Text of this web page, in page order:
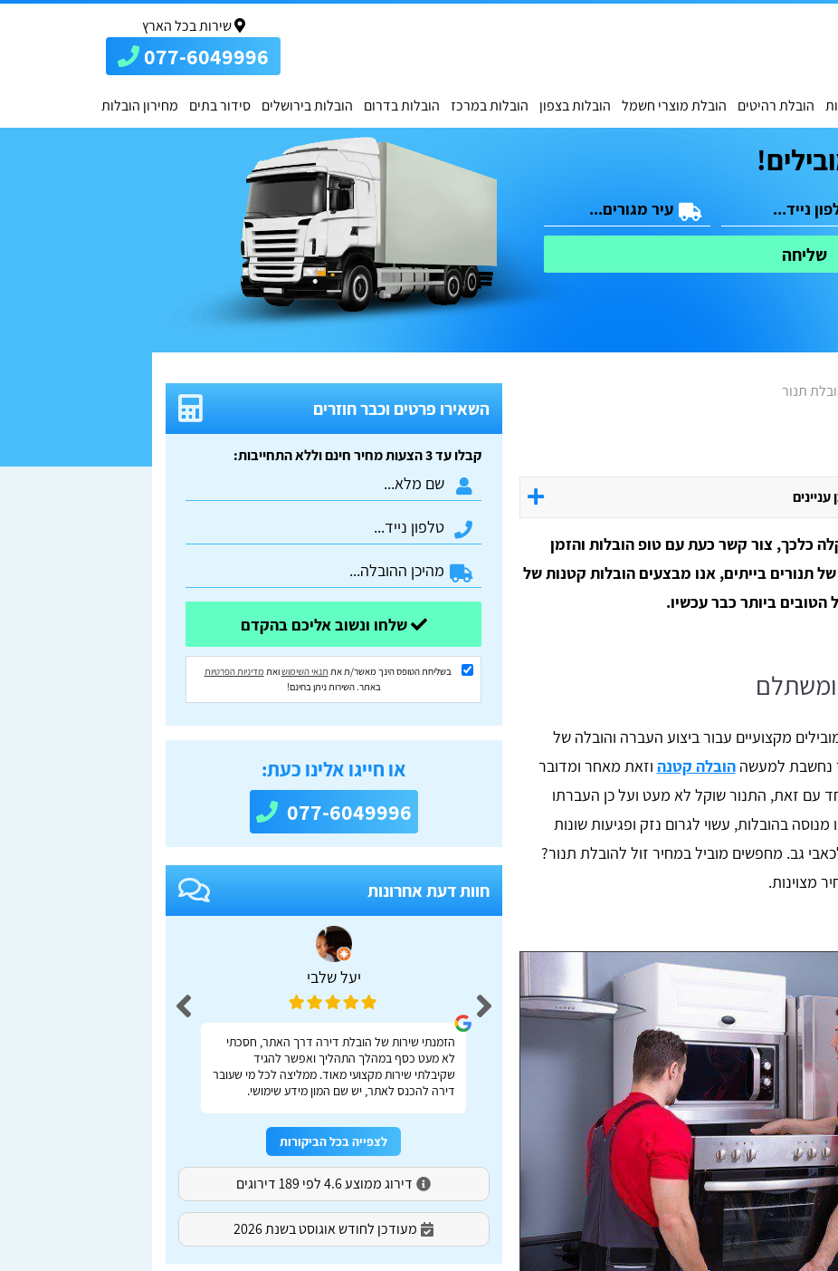
שירות בכל הארץ
077-6049996
הובלת רהיטים הובלת מוצרי חשמל הובלות בצפון הובלות במרכז הובלות בדרום הובלות בירושלים סידור בתים מחירון הובלות
שליחה
תנור
כלכך, צור קשר כעת עם טופ הובלות והזמן
תנורים בייתים, אנו מבצעים הובלות קטנות של
ביותר כבר עכשיו.
ומשתלם
מקצועיים עבור ביצוע העברה והובלה של
נחשבת למעשההובלה קטנה וזאת מאחר ומדובר
עם זאת, התנור שוקל לא מעט ועל כן העברתו
בהובלות, עשוי לגרום נזק ופגיעות שונות
גב. מחפשים מוביל במחיר זול להובלת תנור?
מצוינות.
השאירו פרטים וכבר חוזרים
קבלו עד 3 הצעות מחיר חינם וללא התחייבות:
שלחו ונשוב אליכם בהקדם
בשליחת הטופס הינך מאשר/ת את תנאי השימושואת מדיניות הפרטיות
באתר. השירות ניתן בחינם!
או חייגו אלינו כעת:
077-6049996
חוות דעת אחרונות
יעל שלבי
הזמנתי שירות של הובלת דירה דרך האתר, חסכתי
לא מעט כסף במהלך התהליך ואפשר להגיד
שקיבלתי שירות מקצועי מאוד. ממליצה לכל מי שעובר
דירה להכנס לאתר, יש שם המון מידע שימושי.
Idan Shmuel
אתר מעולה להשוואת מחירי הובלות בכל הארץ תודה
רבה על העזרה!
לצפייה בכל הביקורות
דירוג ממוצע 4.6 לפי 189 דירוגים
מעודכן לחודש אוגוסט בשנת 2026